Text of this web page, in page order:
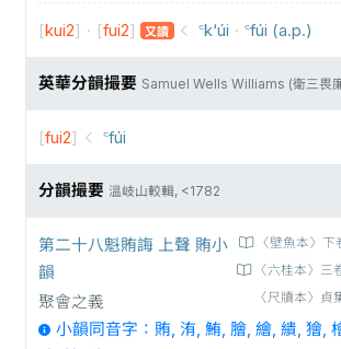
[kui2] · [fui2] 又讀 ꜂k‘úi · ꜂fúi (a.p.)
英華分韻撮要 Samuel Wells Williams (衛三畏
[fui2] ꜂fúi
分韻撮要 溫岐山較輯, <1782
〈壁魚本〉
〈六桂本〉
〈尺牘本〉
第二十八魁賄誨 上聲 賄小
韻
聚會之義
小韻同音字：賄, 洧, 鮪, 膾, 繪, 繢, 獪,